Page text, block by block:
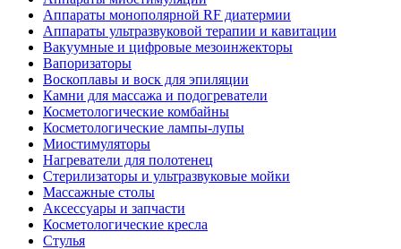
Аппараты монополярной RF диатермии
Аппараты ультразвуковой терапии и кавитации
Вакуумные и цифровые мезоинжекторы
Вапоризаторы
Воскоплавы и воск для эпиляции
Камни для массажа и подогреватели
Косметологические комбайны
Косметологические лампы-лупы
Миостимуляторы
Нагреватели для полотенец
Стерилизаторы и ультразвуковые мойки
Массажные столы
Аксессуары и запчасти
Косметологические кресла
Стулья